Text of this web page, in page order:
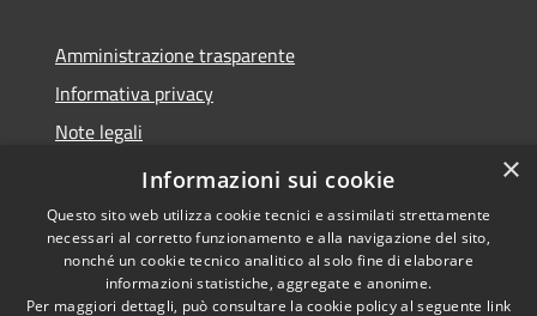
Amministrazione trasparente
Informativa privacy
Note legali
Dichiarazione di accessibilità
Copyright © 2026 • Comune di
×
Informazioni sui cookie
Questo sito web utilizza cookie tecnici e assimilati strettamente
necessari al corretto funzionamento e alla navigazione del sito,
nonché un cookie tecnico analitico al solo fine di elaborare
informazioni statistiche, aggregate e anonime.
Per maggiori dettagli, può consultare la cookie policy al seguente link